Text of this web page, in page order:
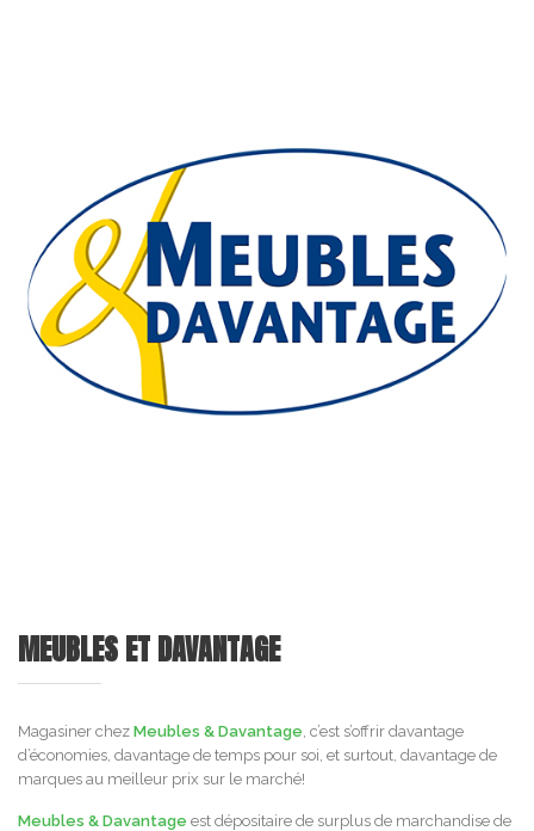
MEUBLES ET DAVANTAGE
Magasiner chez Meubles & Davantage , c’est s’offrir davantage
d’économies, davantage de temps pour soi, et surtout, davantage de
marques au meilleur prix sur le marché!
Meubles & Davantage est dépositaire de surplus de marchandise de